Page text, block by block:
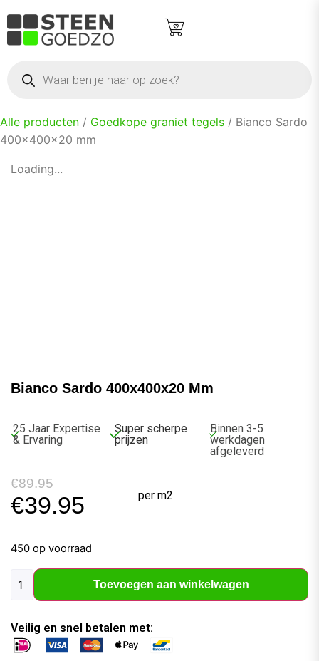
Alle producten / Goedkope graniet tegels / Bianco Sardo
400x400x20 mm
Loading...
Bianco Sardo 400x400x20 Mm
25 Jaar Expertise
& Ervaring
Super scherpe
prijzen
Binnen 3-5
werkdagen
afgeleverd
€89.95
€39.95 per m2
450 op voorraad
Toevoegen aan winkelwagen
Veilig en snel betalen met: